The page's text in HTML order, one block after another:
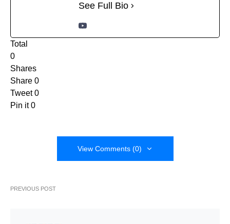
See Full Bio
Total
0
Shares
Share 0
Tweet 0
Pin it 0
View Comments (0)
PREVIOUS POST